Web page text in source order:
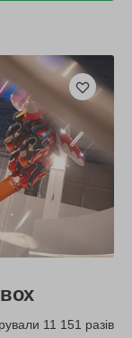
11 151 разів